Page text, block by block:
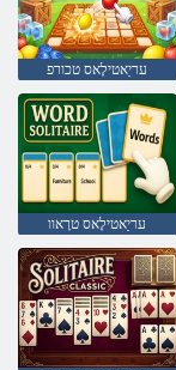
עריַאטילָאס טכורפ
עריַאטילָאס טרָאוו